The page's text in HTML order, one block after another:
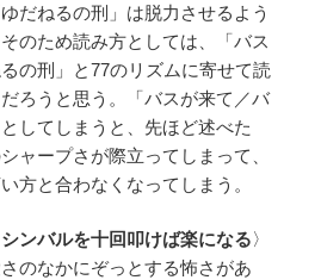
だねるの刑」は脱力させるよう
のため読み方としては、「バス
の刑」と77のリズムに寄せて読
ろうと思う。「バスが来て／バ
してしまうと、先ほど述べた
ャープさが際立ってしまって、
方と合わなくなってしまう。
シンバルを十回叩けば楽になる〉
のなかにぞっとする怖さがあ